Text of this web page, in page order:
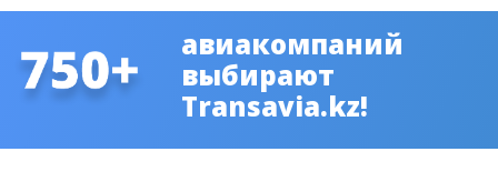
авиакомпаний
выбирают
Transavia.kz!